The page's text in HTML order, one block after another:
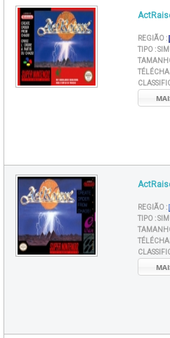
REGIÃO :
TIPO :
REGIÃO :
TIPO :